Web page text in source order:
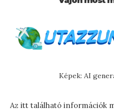
Képek: AI
Az itt található információk